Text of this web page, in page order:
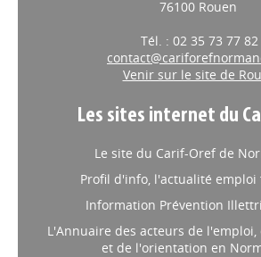
76100 Rouen
Tél. : 02 35 73 77 82
Venir sur le site de
Les sites internet du
Le site du Carif-Oref de
Profil d'info, l'actualité
Information Prévention
L'Annuaire des acteurs de
et de l'orientation en